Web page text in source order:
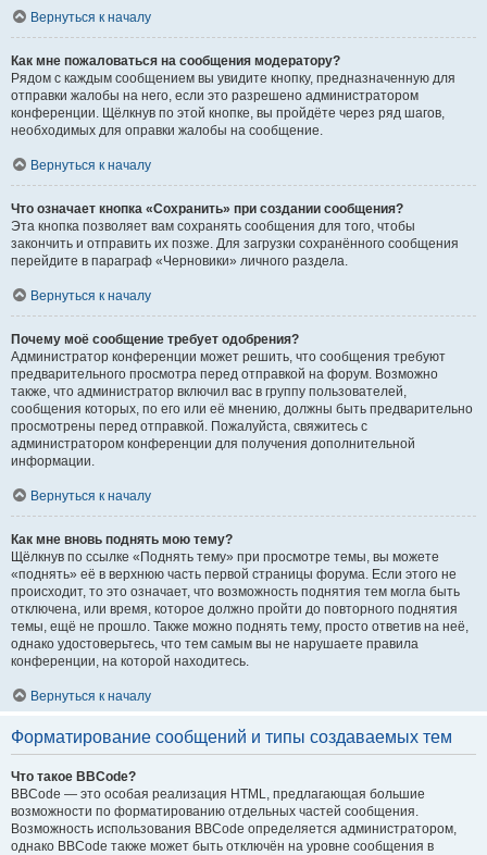
Вернуться к началу
Как мне пожаловаться на сообщения модератору?
Рядом с каждым сообщением вы увидите кнопку, предназначенную для
отправки жалобы на него, если это разрешено администратором
конференции. Щёлкнув по этой кнопке, вы пройдёте через ряд шагов,
необходимых для оправки жалобы на сообщение.
Вернуться к началу
Что означает кнопка «Сохранить» при создании сообщения?
Эта кнопка позволяет вам сохранять сообщения для того, чтобы
закончить и отправить их позже. Для загрузки сохранённого сообщения
перейдите в параграф «Черновики» личного раздела.
Вернуться к началу
Почему моё сообщение требует одобрения?
Администратор конференции может решить, что сообщения требуют
предварительного просмотра перед отправкой на форум. Возможно
также, что администратор включил вас в группу пользователей,
сообщения которых, по его или её мнению, должны быть предварительно
просмотрены перед отправкой. Пожалуйста, свяжитесь с
администратором конференции для получения дополнительной
информации.
Вернуться к началу
Как мне вновь поднять мою тему?
Щёлкнув по ссылке «Поднять тему» при просмотре темы, вы можете
«поднять» её в верхнюю часть первой страницы форума. Если этого не
происходит, то это означает, что возможность поднятия тем могла быть
отключена, или время, которое должно пройти до повторного поднятия
темы, ещё не прошло. Также можно поднять тему, просто ответив на неё,
однако удостоверьтесь, что тем самым вы не нарушаете правила
конференции, на которой находитесь.
Вернуться к началу
Форматирование сообщений и типы создаваемых тем
Что такое BBCode?
BBCode — это особая реализация HTML, предлагающая большие
возможности по форматированию отдельных частей сообщения.
Возможность использования BBCode определяется администратором,
однако BBCode также может быть отключён на уровне сообщения в